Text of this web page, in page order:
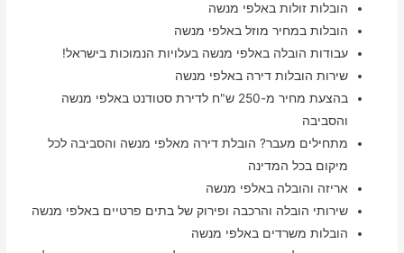
הובלות זולות באלפי מנשה
הובלות במחיר מוזל באלפי מנשה
עבודות הובלה באלפי מנשה בעלויות הנמוכות בישראל!
שירות הובלות דירה באלפי מנשה
בהצעת מחיר מ-250 ש"ח לדירת סטודנט באלפי מנשה
והסביבה
מתחילים מעבר? הובלת דירה מאלפי מנשה והסביבה לכל
מיקום בכל המדינה
אריזה והובלה באלפי מנשה
שירותי הובלה והרכבה ופירוק של בתים פרטיים באלפי מנשה
הובלות משרדים באלפי מנשה